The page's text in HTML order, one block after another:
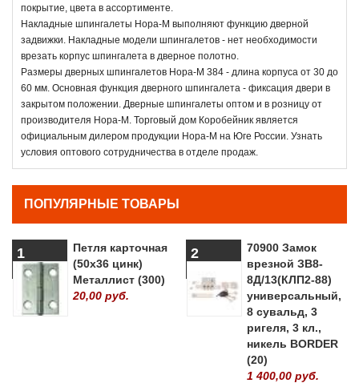
покрытие, цвета в ассортименте.
Накладные шпингалеты Нора-М выполняют функцию дверной
задвижки. Накладные модели шпингалетов - нет необходимости
врезать корпус шпингалета в дверное полотно.
Размеры дверных шпингалетов Нора-М 384 - длина корпуса от 30 до
60 мм. Основная функция дверного шпингалета - фиксация двери в
закрытом положении. Дверные шпингалеты оптом и в розницу от
производителя Нора-М. Торговый дом Коробейник является
официальным дилером продукции Нора-М на Юге России. Узнать
условия оптового сотрудничества в отделе продаж.
ПОПУЛЯРНЫЕ ТОВАРЫ
1
Петля карточная
(50х36 цинк)
Металлист (300)
20,00 руб.
2
70900 Замок
врезной ЗВ8-
8Д/13(КЛП2-88)
универсальный,
8 сувальд, 3
ригеля, 3 кл.,
никель BORDER
(20)
1 400,00 руб.